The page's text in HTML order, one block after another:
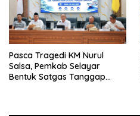
Pasca Tragedi KM Nurul
Salsa, Pemkab Selayar
Bentuk Satgas Tanggap